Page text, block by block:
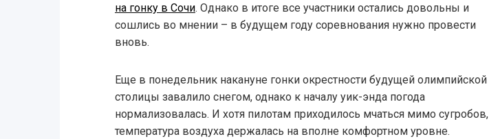
на гонку в Сочи. Однако в итоге все участники остались довольны и
сошлись во мнении – в будущем году соревнования нужно провести
вновь.
Еще в понедельник накануне гонки окрестности будущей олимпийской
столицы завалило снегом, однако к началу уик-энда погода
нормализовалась. И хотя пилотам приходилось мчаться мимо сугробов,
температура воздуха держалась на вполне комфортном уровне.